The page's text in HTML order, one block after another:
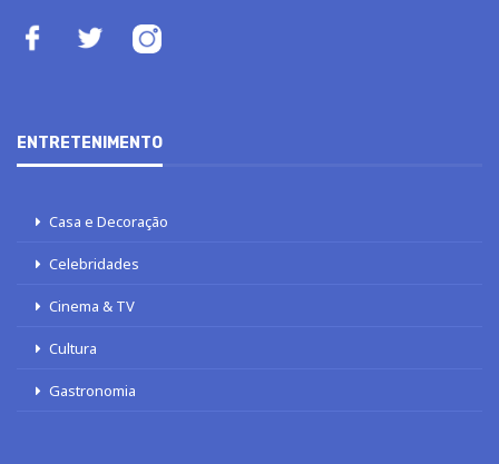
ENTRETENIMENTO
Casa e Decoração
Celebridades
Cinema & TV
Cultura
Gastronomia